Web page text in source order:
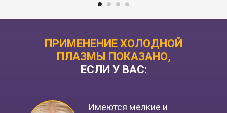
Имеются мелкие и
ПРИМЕНЕНИЕ ХОЛОДНОЙ
ПЛАЗМЫ ПОКАЗАНО,
ЕСЛИ У ВАС: